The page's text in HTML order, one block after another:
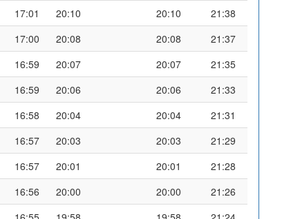
17:01 20:10 20:10
21:38
17:00 20:08 20:08
21:37
16:59 20:07 20:07
21:35
16:59 20:06 20:06
21:33
16:58 20:04 20:04
21:31
16:57 20:03 20:03
21:29
16:57 20:01 20:01
21:28
16:56 20:00 20:00
21:26